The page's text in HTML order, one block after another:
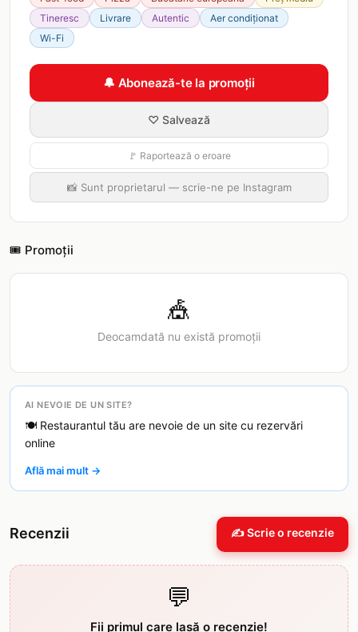
Tineresc
Livrare Autentic
Aer condiționat
Wi-Fi
🔔 Abonează-te la promoții
♡ Salvează
🚩 Raportează o eroare
📸 Sunt proprietarul — scrie-ne pe Instagram
🎟️ Promoții
🎪
Deocamdată nu există promoții
AI NEVOIE DE UN SITE?
🍽️ Restaurantul tău are nevoie de un site cu rezervări
online
Află mai mult →
Recenzii ✍️ Scrie o recenzie
💬
Fii primul care lasă o recenzie!